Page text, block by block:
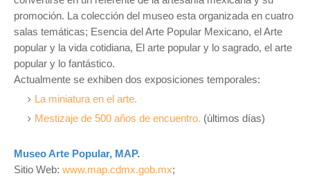
promoción. La colección del museo esta organizada en cuatro
salas temáticas; Esencia del Arte Popular Mexicano, el Arte
popular y la vida cotidiana, El arte popular y lo sagrado, el arte
popular y lo fantástico.
Actualmente se exhiben dos exposiciones temporales:
La miniatura en el arte.
Mestizaje de 500 años de encuentro. (últimos días)
Museo Arte Popular, MAP.
Sitio Web: www.map.cdmx.gob.mx;